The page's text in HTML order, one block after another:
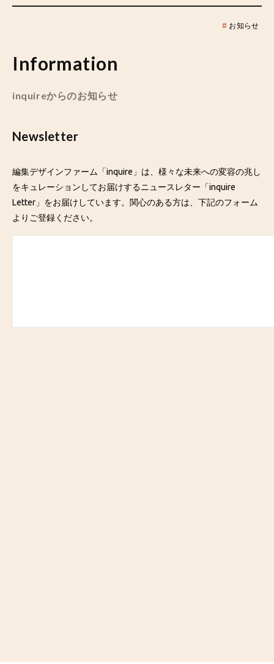
# お知らせ
Information
inquireからのお知らせ
Newsletter
編集デザインファーム「inquire」は、様々な未来への変容の兆し
をキュレーションしてお届けするニュースレター「inquire
Letter」をお届けしています。関心のある方は、下記のフォーム
よりご登録ください。